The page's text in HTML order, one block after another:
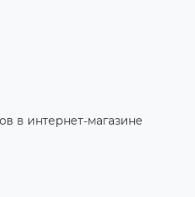
в интернет-магазине